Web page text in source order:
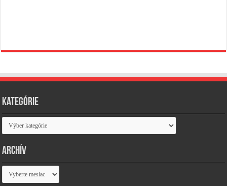
Kategórie
Kategórie
Archív
Archív